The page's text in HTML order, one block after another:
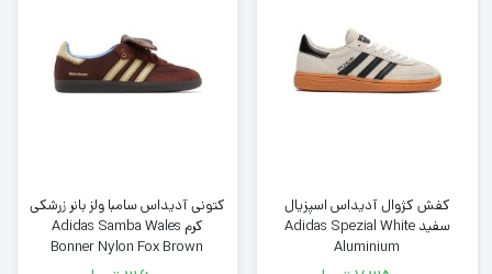
کفش کژوال آدیداس اسپزیال
سفید Adidas Spezial White
Aluminium
کتونى آدیداس سامبا ولز بانر زرشکی
کرم Adidas Samba Wales
Bonner Nylon Fox Brown